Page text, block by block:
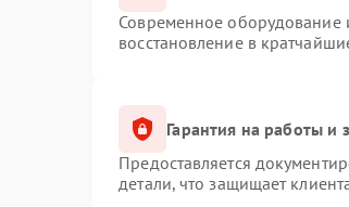
Современное оборудование
восстановление в
Гарантия на работы и
Предоставляется
детали, что защищает